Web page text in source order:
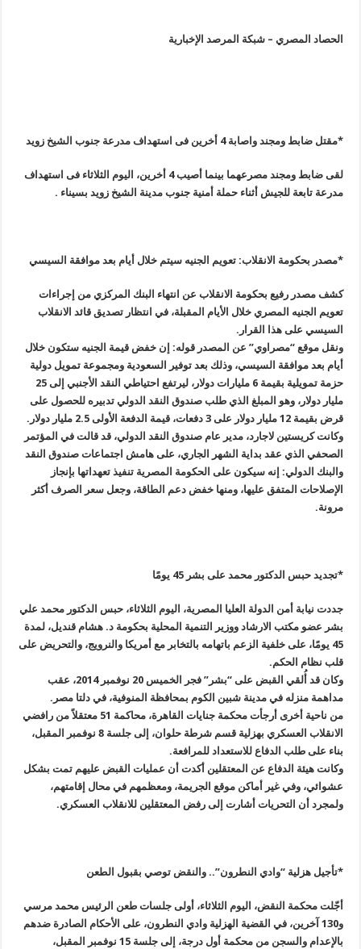
الحصاد المصري – شبكة المرصد الإخبارية
*مقتل ضابط ومجند واصابة 4 أخرين فى استهداف مدرعة جنوب الشيخ زويد
لقى ضابط ومجند مصرعهما بينما أصيب 4 أخرين، اليوم الثلاثاء فى استهداف
مدرعة تابعة للجيش أثناء حملة أمنية جنوب مدينة الشيخ زويد بسيناء .
*مصدر بحكومة الانقلاب: تعويم الجنيه سيتم خلال أيام بعد موافقة السيسي
كشف مصدر رفيع بحكومة الانقلاب عن انتهاء البنك المركزي من إجراءات
تعويم الجنيه المصري خلال الأيام المقبلة، في انتظار تصديق قائد الانقلاب
السيسي على هذا القرار .
ونقل موقع “مصراوي” عن المصدر قوله: إن خفض قيمة الجنيه ستكون خلال
أيام بعد موافقة السيسي، وذلك بعد توفير السعودية ومجموعة تمويل دولية
حزمة تمويلية بقيمة 6 مليارات دولار، ليرتفع احتياطي النقد الأجنبي إلى 25
مليار دولار، وهو المبلغ الذي طلب صندوق النقد الدولي تدبيره للحصول على
قرض بقيمة 12 مليار دولار على 3 دفعات، قيمة الدفعة الأولى 2.5 مليار دولار
.
وكانت كريستين لاجارد، مدير عام صندوق النقد الدولي، قد قالت في المؤتمر
الصحفي الذي عقد بداية الشهر الجاري، على هامش اجتماعات صندوق النقد
والبنك الدولي: إنه سيكون على الحكومة المصرية تنفيذ تعهداتها بإنجاز
الإصلاحات المتفق عليها، ومنها خفض دعم الطاقة، وجعل سعر الصرف أكثر
مرونة.
*تجديد حبس الدكتور محمد على بشر 45 يومًا
جددت نيابة أمن الدولة العليا المصرية، اليوم الثلاثاء، حبس الدكتور محمد علي
بشر عضو مكتب الارشاد ووزير التنمية المحلية بحكومة د. هشام قنديل، لمدة
45 يومًا، على خلفية الزعم باتهامه بالتخابر مع أمريكا والنرويج، والتحريض على
قلب نظام الحكم.
وكان قد أُلقي القبض على “بشر” فجر الخميس 20 نوفمبر 2014، عقب
مداهمة منزله في مدينة شبين الكوم بمحافظة المنوفية، في دلتا مصر .
من ناحية أخرى أرجأت محكمة جنايات القاهرة، محاكمة 51 معتقلاً من رافضي
الانقلاب العسكري بهزلية قسم شرطة حلوان، إلى جلسة 8 نوفمبر المقبل،
بناء على طلب الدفاع للاستعداد للمرافعة.
وكانت هيئة الدفاع عن المعتقلين أكدت أن عمليات القبض عليهم تمت بشكل
عشوائي، وفي غير أماكن موقع الجريمة، ومعظمهم في محال إقامتهم،
ولمجرد أن التحريات أشارت إلى رفض المعتقلين للانقلاب العسكري.
*تأجيل هزلية “وادي النطرون”.. والنقض توصي بقبول الطعن
أجّلت محكمة النقض، اليوم الثلاثاء، أولى جلسات طعن الرئيس محمد مرسي
و130 آخرين، في القضية الهزلية وادي النطرون، على الأحكام الصادرة ضدهم
بالإعدام والسجن من محكمة أول درجة، إلى جلسة 15 نوفمبر المقبل،